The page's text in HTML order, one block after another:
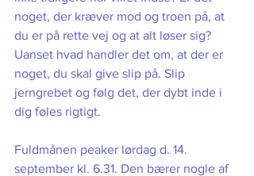
noget, der kræver mod og troen på, at
du er på rette vej og at alt løser sig?
Uanset hvad handler det om, at der er
noget, du skal give slip på. Slip
jerngrebet og følg det, der dybt inde i
dig føles rigtigt.
Fuldmånen peaker lørdag d. 14.
september kl. 6.31. Den bærer nogle af